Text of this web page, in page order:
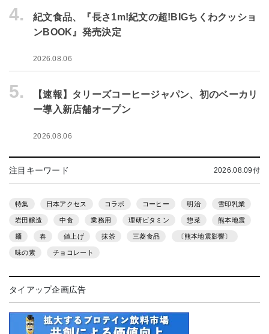
4.
紀文食品、『長さ1m!紀文の超!BIGちくわクッショ
ンBOOK』発売決定
2026.08.06
5.
【速報】タリーズコーヒージャパン、初のベーカリ
ー導入新店舗オープン
2026.08.06
注目キーワード 2026.08.09付
特集 日本アクセス コラボ コーヒー 明治 雪印乳業
岩田醸造 中食 業務用 理研ビタミン 惣菜 熊本地震
麺 春 値上げ 抹茶 三菱食品 〔熊本地震影響〕
味の素 チョコレート
タイアップ企画広告